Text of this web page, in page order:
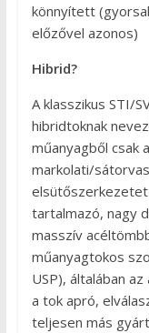
könnyített
előzővel azonos)
Hibrid?
A klasszikus STI/
hibridtoknak
műanyagből csak
markolati/
tartalmazó, nagy
masszív
műanyagtokos
USP), általában
a tok apró,
teljesen más